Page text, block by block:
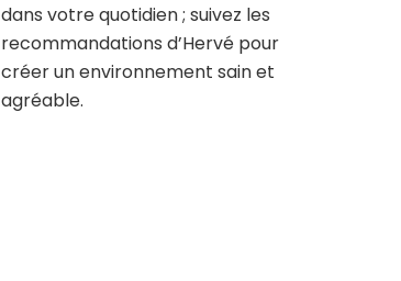
dans votre quotidien ; suivez les
recommandations d’Hervé pour
créer un environnement sain et
agréable.